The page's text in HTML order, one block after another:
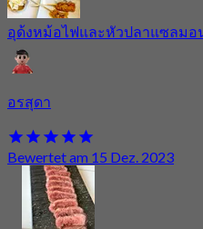
อุด้งหม้อไฟและหัวปลาแซลมอ
อรสุดา
Bewertet am 15 Dez. 2023